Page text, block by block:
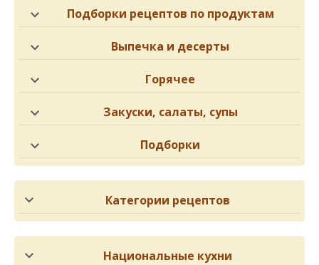
Подборки рецептов по продуктам
Выпечка и десерты
Горячее
Закуски, салаты, супы
Подборки
Категории рецептов
Национальные кухни